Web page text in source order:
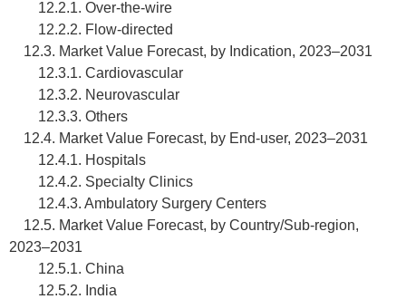
12.2.1. Over-the-wire
12.2.2. Flow-directed
12.3. Market Value Forecast, by Indication, 2023–2031
12.3.1. Cardiovascular
12.3.2. Neurovascular
12.3.3. Others
12.4. Market Value Forecast, by End-user, 2023–2031
12.4.1. Hospitals
12.4.2. Specialty Clinics
12.4.3. Ambulatory Surgery Centers
12.5. Market Value Forecast, by Country/Sub-region,
2023–2031
12.5.1. China
12.5.2. India